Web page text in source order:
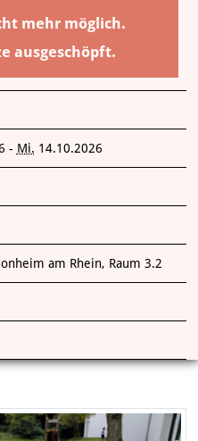
mehr möglich.
ausgeschöpft.
- Mi. 14.10.2026
am Rhein, Raum 3.2